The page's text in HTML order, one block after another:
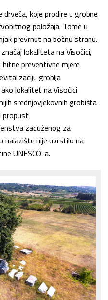
koje prodire u grobne
položaja. Tome u
prevrnut na bočnu stranu.
lokaliteta na Visočici,
preventivne mjere
groblja
lokalitet na Visočici
srednjovjekovnih grobišta
propust
zaduženog za
nalazište nije uvrstilo na
UNESCO-a.